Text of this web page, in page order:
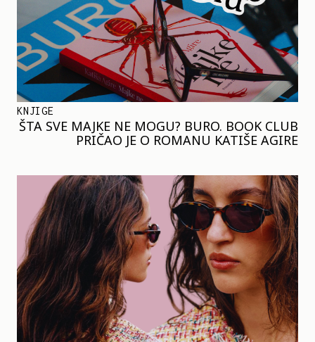
KNJIGE
ŠTA SVE MAJKE NE MOGU? BURO. BOOK CLUB
PRIČAO JE O ROMANU KATIŠE AGIRE